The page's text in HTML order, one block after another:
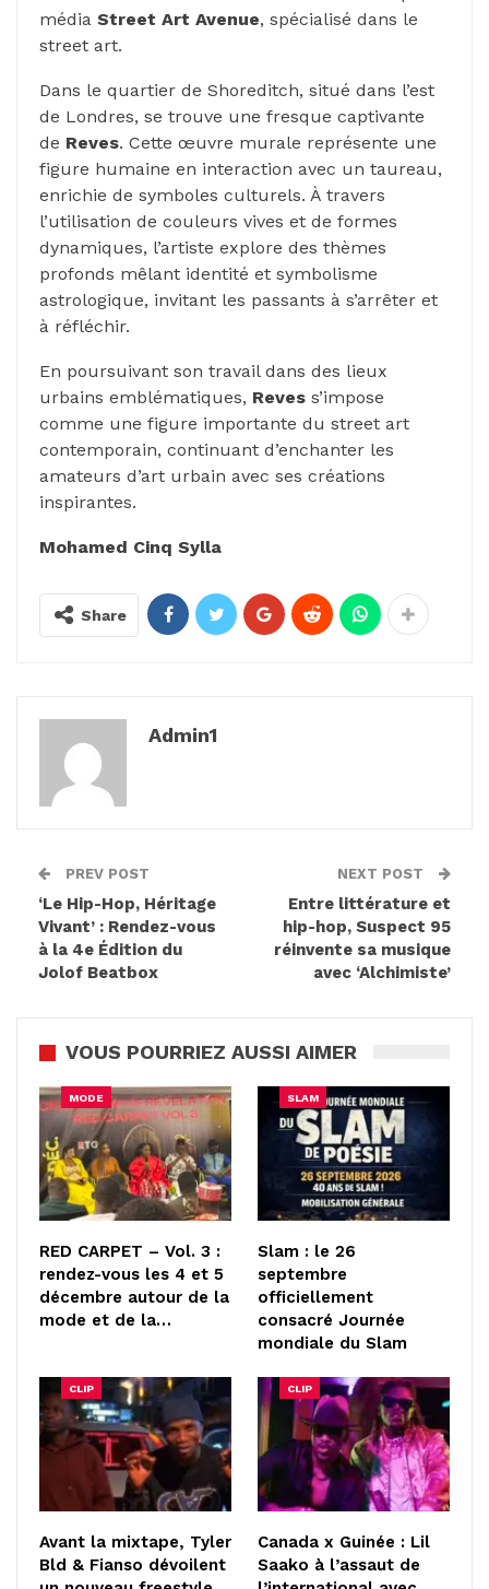
média Street Art Avenue, spécialisé dans le
street art.
Dans le quartier de Shoreditch, situé dans l’est
de Londres, se trouve une fresque captivante
de Reves. Cette œuvre murale représente une
figure humaine en interaction avec un taureau,
enrichie de symboles culturels. À travers
l’utilisation de couleurs vives et de formes
dynamiques, l’artiste explore des thèmes
profonds mêlant identité et symbolisme
astrologique, invitant les passants à s’arrêter et
à réfléchir.
En poursuivant son travail dans des lieux
urbains emblématiques, Reves s’impose
comme une figure importante du street art
contemporain, continuant d’enchanter les
amateurs d’art urbain avec ses créations
inspirantes.
Mohamed Cinq Sylla
Share
Admin1
PREV POST
‘Le Hip-Hop, Héritage
Vivant’ : Rendez-vous
à la 4e Édition du
Jolof Beatbox
NEXT POST
Entre littérature et
hip-hop, Suspect 95
réinvente sa musique
avec ‘Alchimiste’
VOUS POURRIEZ AUSSI AIMER
MODE
RED CARPET – Vol. 3 :
rendez-vous les 4 et 5
décembre autour de la
mode et de la…
SLAM
Slam : le 26
septembre
officiellement
consacré Journée
mondiale du Slam
CLIP
Avant la mixtape, Tyler
Bld & Fianso dévoilent
CLIP
Canada x Guinée : Lil
Saako à l’assaut de